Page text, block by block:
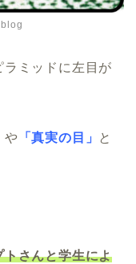
ミッドに左目が
や 「真実の目」 と
さんと学生によ